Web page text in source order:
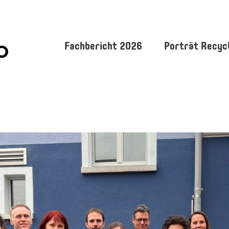
Fachbericht 2026 Porträt
Vom Kleinbrand zum
Delegierter Vollzug VREG
Stakeholder: Leistungen und